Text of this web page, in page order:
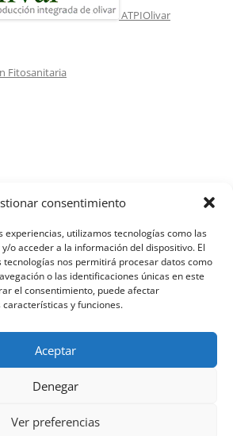
consentimiento
experiencias, utilizamos tecnologías como las
o acceder a la información del dispositivo. El
nos permitirá procesar datos como
o las identificaciones únicas en este
el consentimiento, puede afectar
y funciones.
Aceptar
Denegar
Ver preferencias
ATPIOlivar
Fitosanitaria